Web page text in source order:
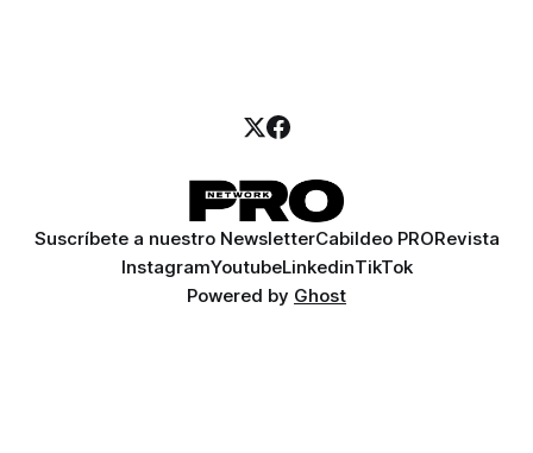
Suscríbete a nuestro NewsletterCabildeo PRORevista
InstagramYoutubeLinkedinTikTok
Powered by Ghost